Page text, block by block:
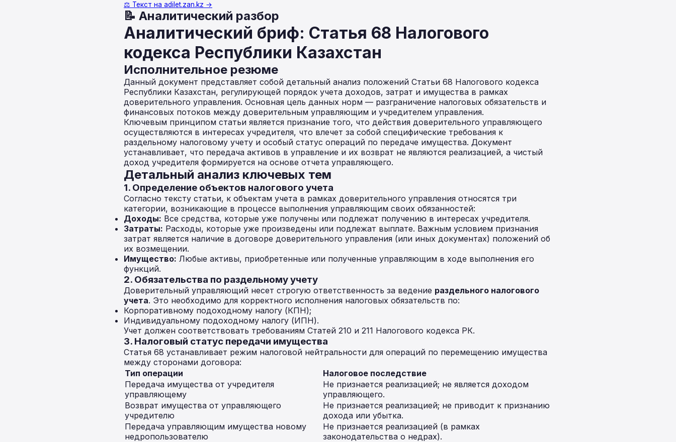
⚖️ Текст на adilet.zan.kz →
📝 Аналитический разбор
Аналитический бриф: Статья 68 Налогового
кодекса Республики Казахстан
Исполнительное резюме
Данный документ представляет собой детальный анализ положений Статьи 68 Налогового кодекса
Республики Казахстан, регулирующей порядок учета доходов, затрат и имущества в рамках
доверительного управления. Основная цель данных норм — разграничение налоговых обязательств и
финансовых потоков между доверительным управляющим и учредителем управления.
Ключевым принципом статьи является признание того, что действия доверительного управляющего
осуществляются в интересах учредителя, что влечет за собой специфические требования к
раздельному налоговому учету и особый статус операций по передаче имущества. Документ
устанавливает, что передача активов в управление и их возврат не являются реализацией, а чистый
доход учредителя формируется на основе отчета управляющего.
Детальный анализ ключевых тем
1. Определение объектов налогового учета
Согласно тексту статьи, к объектам учета в рамках доверительного управления относятся три
категории, возникающие в процессе выполнения управляющим своих обязанностей:
Доходы: Все средства, которые уже получены или подлежат получению в интересах учредителя.
Затраты: Расходы, которые уже произведены или подлежат выплате. Важным условием признания
затрат является наличие в договоре доверительного управления (или иных документах) положений об
их возмещении.
Имущество: Любые активы, приобретенные или полученные управляющим в ходе выполнения его
функций.
2. Обязательства по раздельному учету
Доверительный управляющий несет строгую ответственность за ведение раздельного налогового
учета. Это необходимо для корректного исполнения налоговых обязательств по:
Корпоративному подоходному налогу (КПН);
Индивидуальному подоходному налогу (ИПН).
Учет должен соответствовать требованиям Статей 210 и 211 Налогового кодекса РК.
3. Налоговый статус передачи имущества
Статья 68 устанавливает режим налоговой нейтральности для операций по перемещению имущества
между сторонами договора:
Тип операции
Налоговое последствие
Передача имущества от учредителя
управляющему
Не признается реализацией; не является доходом
управляющего.
Возврат имущества от управляющего
учредителю
Не признается реализацией; не приводит к признанию
дохода или убытка.
Передача управляющим имущества новому
недропользователю
Не признается реализацией (в рамках
законодательства о недрах).